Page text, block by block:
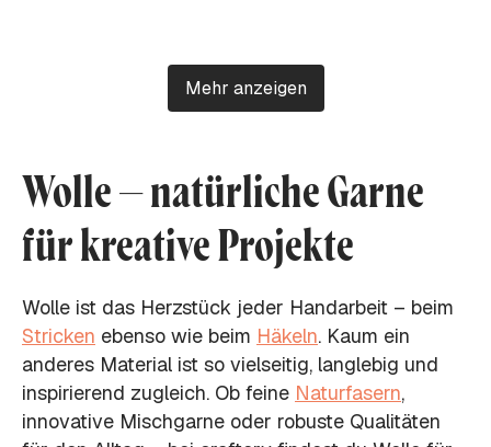
Mehr anzeigen
Wolle – natürliche Garne
für kreative Projekte
Wolle ist das Herzstück jeder Handarbeit – beim
Stricken ebenso wie beim Häkeln. Kaum ein
anderes Material ist so vielseitig, langlebig und
inspirierend zugleich. Ob feine Naturfasern,
innovative Mischgarne oder robuste Qualitäten